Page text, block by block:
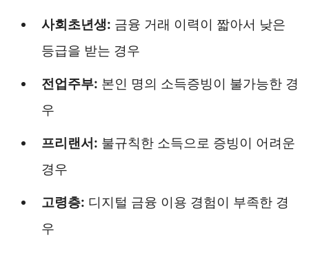
사회초년생: 금융 거래 이력이 짧아서 낮은
등급을 받는 경우
전업주부: 본인 명의 소득증빙이 불가능한 경
우
프리랜서: 불규칙한 소득으로 증빙이 어려운
경우
고령층: 디지털 금융 이용 경험이 부족한 경
우